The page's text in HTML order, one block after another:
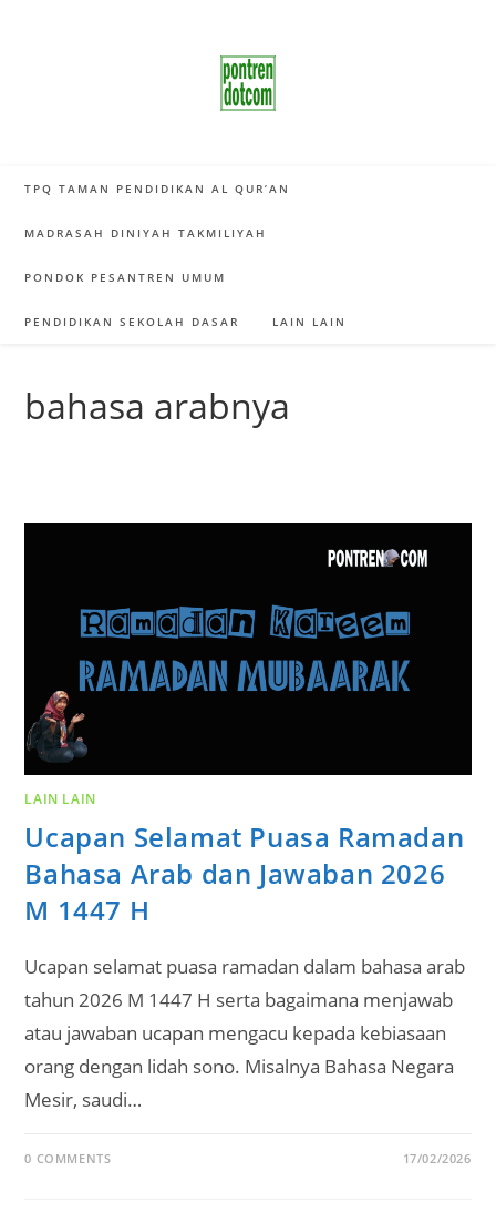
TPQ TAMAN PENDIDIKAN AL QUR’AN
MADRASAH DINIYAH TAKMILIYAH
PONDOK PESANTREN UMUM
PENDIDIKAN SEKOLAH DASAR LAIN LAIN
bahasa arabnya
LAIN LAIN
Ucapan Selamat Puasa Ramadan
Bahasa Arab dan Jawaban 2026
M 1447 H
Ucapan selamat puasa ramadan dalam bahasa arab
tahun 2026 M 1447 H serta bagaimana menjawab
atau jawaban ucapan mengacu kepada kebiasaan
orang dengan lidah sono. Misalnya Bahasa Negara
Mesir, saudi…
0 COMMENTS 17/02/2026